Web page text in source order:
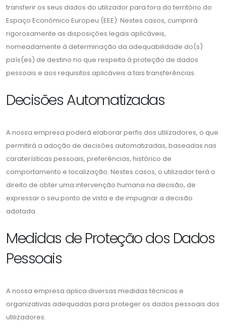
transferir os seus dados do utilizador para fora do território do
Espaço Económico Europeu (EEE). Nestes casos, cumprirá
rigorosamente as disposições legais aplicáveis,
nomeadamente à determinação da adequabilidade do(s)
país(es) de destino no que respeita à proteção de dados
pessoais e aos requisitos aplicáveis a tais transferências.
Decisões Automatizadas
A nossa empresa poderá elaborar perfis dos utilizadores, o que
permitirá a adoção de decisões automatizadas, baseadas nas
caraterísticas pessoais, preferências, histórico de
comportamento e localização. Nestes casos, o utilizador terá o
direito de obter uma intervenção humana na decisão, de
expressar o seu ponto de vista e de impugnar a decisão
adotada.
Medidas de Proteção dos Dados
Pessoais
A nossa empresa aplica diversas medidas técnicas e
organizativas adequadas para proteger os dados pessoais dos
utilizadores.